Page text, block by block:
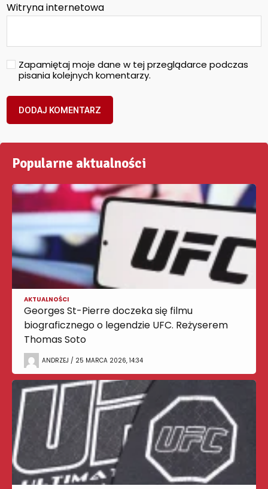
Witryna internetowa
Zapamiętaj moje dane w tej przeglądarce podczas
pisania kolejnych komentarzy.
Popularne aktualności
AKTUALNOŚCI
Georges St-Pierre doczeka się filmu
biograficznego o legendzie UFC. Reżyserem
Thomas Soto
ANDRZEJ / 25 MARCA 2026, 14:34